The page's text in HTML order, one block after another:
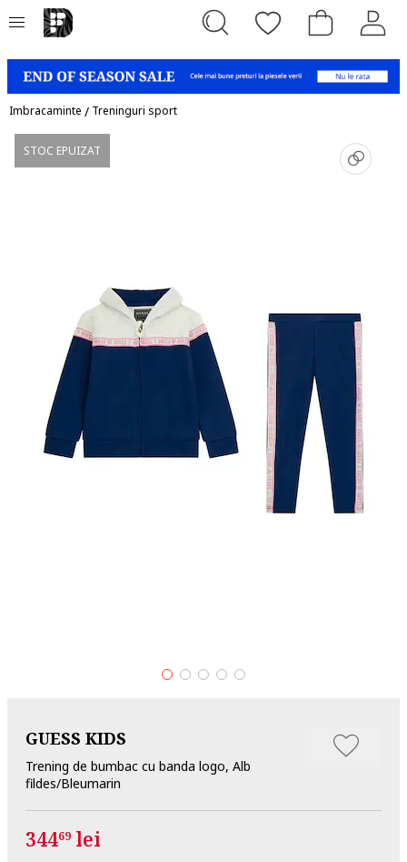
Imbracaminte / Treninguri sport
STOC EPUIZAT
GUESS KIDS
Trening de bumbac cu banda logo, Alb
fildes/Bleumarin
34469 lei